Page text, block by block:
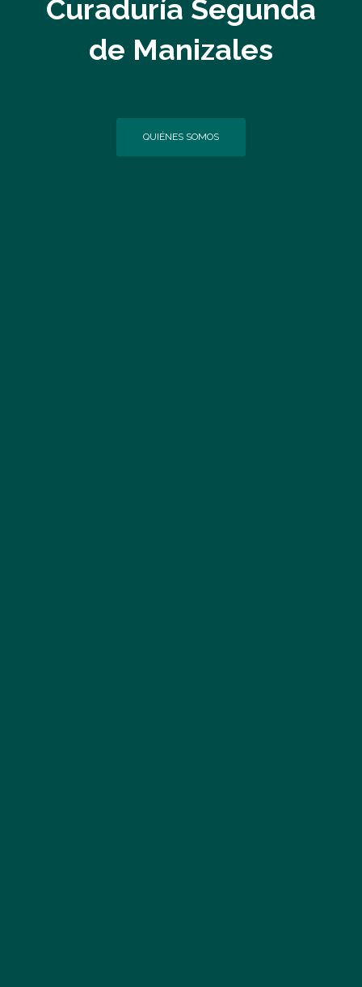
Curaduría Segunda
de Manizales
QUIÉNES SOMOS